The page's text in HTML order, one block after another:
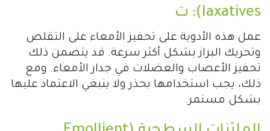
laxatives): ت
عمل هذه الأدوية على تحفيز الأمعاء على التقلص
وتحريك البراز بشكل أكثر سرعة. قد يتضمن ذلك
تحفيز الأعصاب والعضلات في جدار الأمعاء. ومع
ذلك، يجب استخدامها بحذر ولا ينبغي الاعتماد عليها
بشكل مستمر.